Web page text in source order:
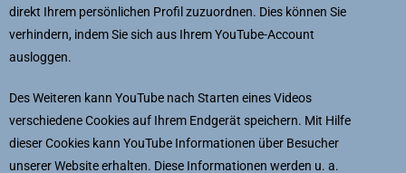
direkt Ihrem persönlichen Profil zuzuordnen. Dies können Sie
verhindern, indem Sie sich aus Ihrem YouTube-Account
ausloggen.
Des Weiteren kann YouTube nach Starten eines Videos
verschiedene Cookies auf Ihrem Endgerät speichern. Mit Hilfe
dieser Cookies kann YouTube Informationen über Besucher
unserer Website erhalten. Diese Informationen werden u. a.